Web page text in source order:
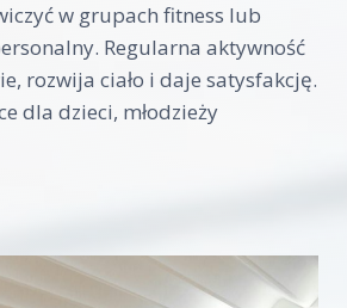
w grupach fitness lub
Regularna aktywność
rozwija ciało i daje satysfakcję.
dla dzieci, młodzieży